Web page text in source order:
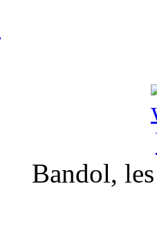
Bandol,